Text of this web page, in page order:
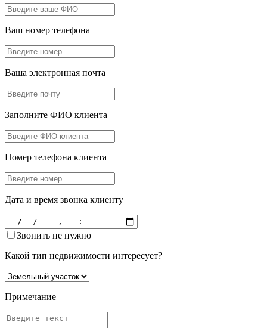
Ваш номер телефона
Ваша электронная почта
Заполните ФИО клиента
Номер телефона клиента
Дата и время звонка клиенту
Звонить не нужно
Какой тип недвижимости интересует?
Примечание